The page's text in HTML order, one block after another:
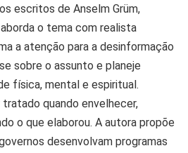
escritos de Anselm Grüm,
o tema com realista
a atenção para a desinformação
sobre o assunto e planeje
física, mental e espiritual.
quando envelhecer,
o que elaborou. A autora propõe
desenvolvam programas